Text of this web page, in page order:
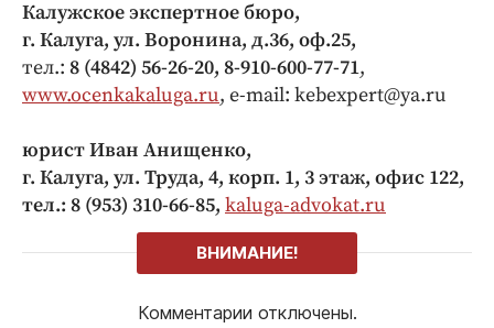
Калужское экспертное бюро,
г. Калуга, ул. Воронина, д.36, оф.25,
тел.: 8 (4842) 56-26-20, 8-910-600-77-71,
www.ocenkakaluga.ru, e-mail: kebexpert@ya.ru
юрист Иван Анищенко,
г. Калуга, ул. Труда, 4, корп. 1, 3 этаж, офис 122,
тел.: 8 (953) 310-66-85, kaluga-advokat.ru
ВНИМАНИЕ!
Комментарии отключены.